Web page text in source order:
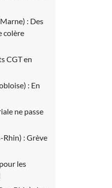
: Des
colère
CGT en
: En
ne passe
Rhin) : Grève
les